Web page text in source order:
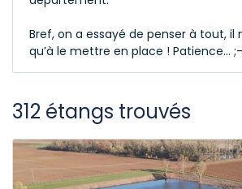
Bref, on a essayé de penser à tout, il
qu’à le mettre en place ! Patience…
312 étangs trouvés